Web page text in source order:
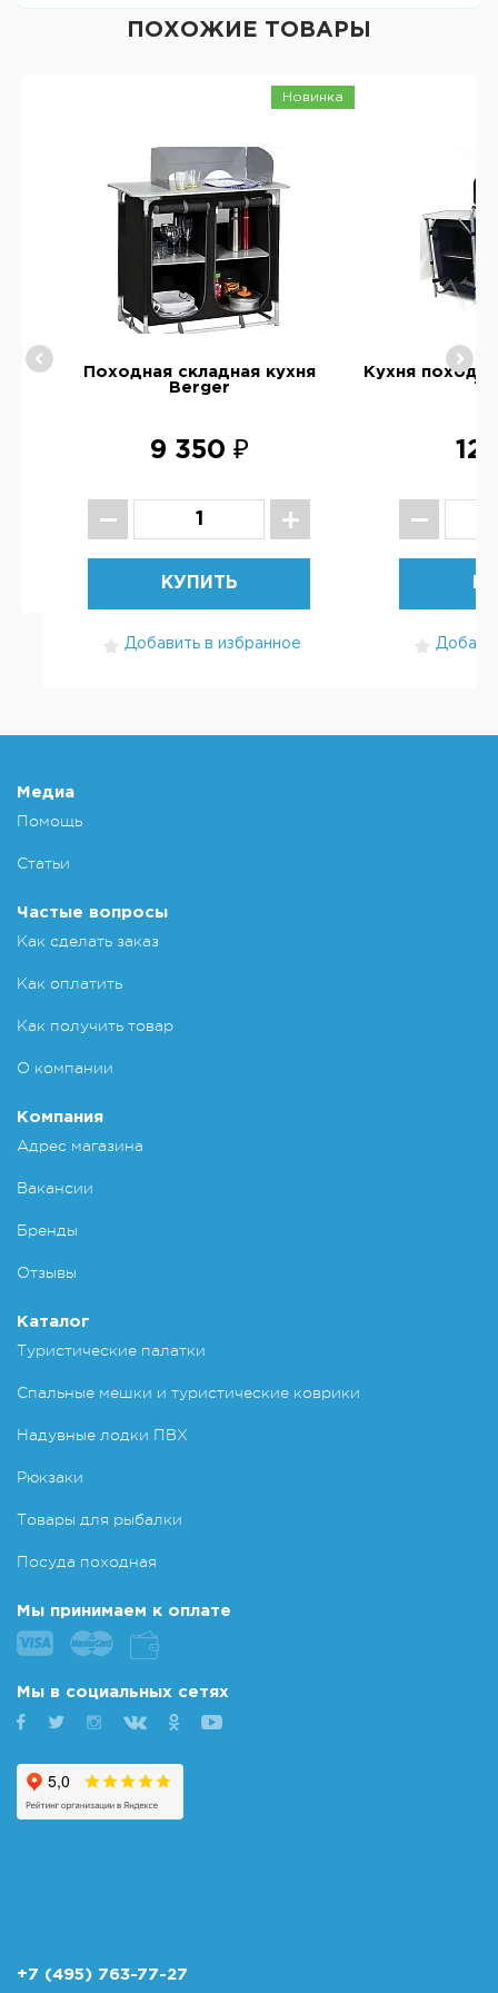
ПОХОЖИЕ ТОВАРЫ
Новинка
Походная складная кухня
Berger
9 350 ₽
КУПИТЬ
Добавить в избранное
Кухня
12
Медиа
Помощь
Статьи
Частые вопросы
Как сделать заказ
Как оплатить
Как получить товар
О компании
Компания
Адрес магазина
Вакансии
Бренды
Отзывы
Каталог
Туристические палатки
Спальные мешки и туристические коврики
Надувные лодки ПВХ
Рюкзаки
Товары для рыбалки
Посуда походная
Мы принимаем к оплате
Мы в социальных сетях
+7 (495) 763-77-27